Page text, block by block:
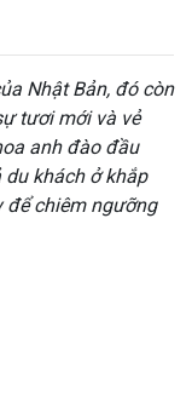
Nhật Bản, đó còn
tươi mới và vẻ
anh đào đầu
du khách ở khắp
để chiêm ngưỡng